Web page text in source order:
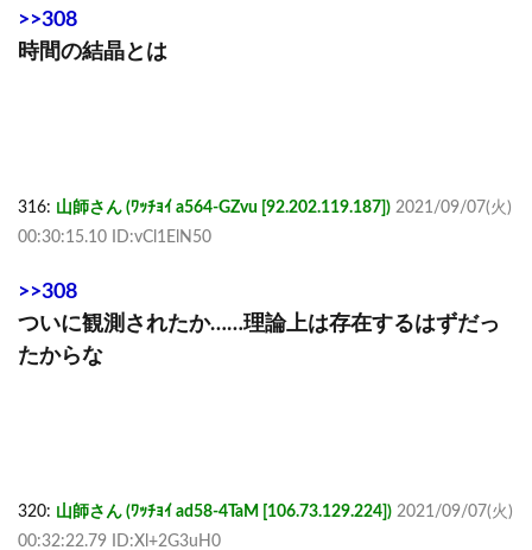
>>308
時間の結晶とは
316: 山師さん (ﾜｯﾁｮｲ a564-GZvu [92.202.119.187]) 2021/09/07(火)
00:30:15.10 ID:vCl1ElN50
>>308
ついに観測されたか……理論上は存在するはずだっ
たからな
320: 山師さん (ﾜｯﾁｮｲ ad58-4TaM [106.73.129.224]) 2021/09/07(火)
00:32:22.79 ID:Xl+2G3uH0